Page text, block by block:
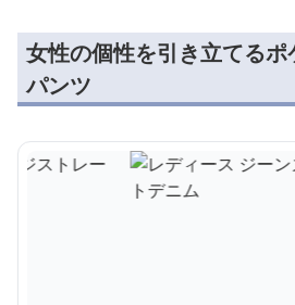
女性の個性を引き立てる
パンツ